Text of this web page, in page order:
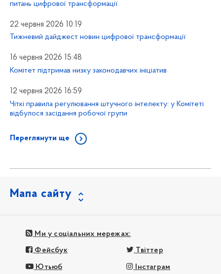
питань цифрової трансформації
22 червня 2026 10:19
Тижневий дайджест новин цифрової трансформації
16 червня 2026 15:48
Комітет підтримав низку законодавчих ініціатив
12 червня 2026 16:59
Чіткі правила регулювання штучного інтелекту: у Комітеті
відбулося засідання робочої групи
Переглянути ще
Мапа сайту
Ми у соціальних мережах:
Фейсбук Твіттер
Ютьюб Інстаграм